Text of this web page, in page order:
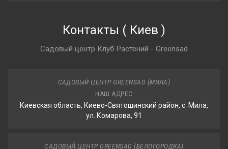
Контакты ( Киев )
Садовый центр Клуб Растений - Greensad
САДОВЫЙ ЦЕНТР GREENSAD (МИЛА)
НАШ АДРЕС
Киевская область, Киево-Святошинский район, с. Мила,
ул. Комарова, 91
САДОВЫЙ ЦЕНТР GREENSAD (БЕЛОГОРОДКА)